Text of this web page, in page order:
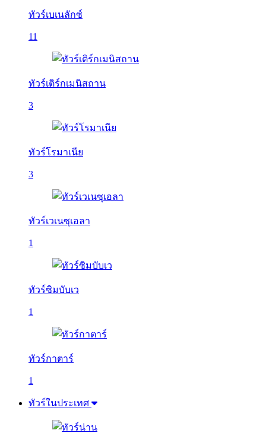
ทัวร์เบเนลักซ์
11
ทัวร์เติร์กเมนิสถาน
3
ทัวร์โรมาเนีย
3
ทัวร์เวเนซุเอลา
1
ทัวร์ซิมบับเว
1
ทัวร์กาตาร์
1
ทัวร์ในประเทศ